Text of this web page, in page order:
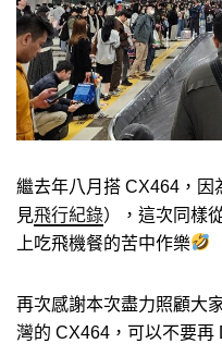
繼去年八月搭 CX464，因
見飛行紀錄），這次同樣
上吃飛機餐的苦中作樂
再次感謝本次盡力照顧大
灣的 CX464，可以不要再